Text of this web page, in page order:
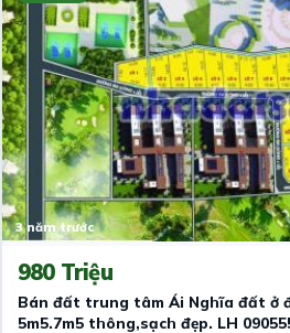
3 năm trước
980 Triệu
Bán đất trung tâm Ái Nghĩa đất ở
5m5.7m5 thông,sạch đẹp. LH